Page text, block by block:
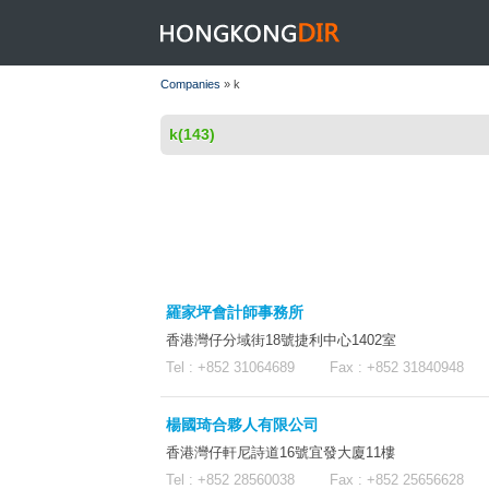
HONGKONGDIR
Companies » k
k(143)
羅家坪會計師事務所
香港灣仔分域街18號捷利中心1402室
Tel : +852 31064689 Fax : +852 31840948
楊國琦合夥人有限公司
香港灣仔軒尼詩道16號宜發大廈11樓
Tel : +852 28560038 Fax : +852 25656628